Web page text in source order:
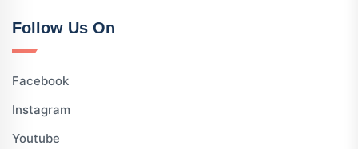
Follow Us On
Facebook
Instagram
Youtube